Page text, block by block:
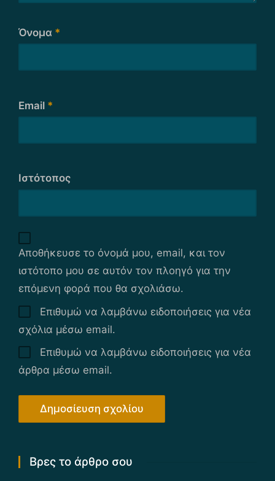
Όνομα *
Email *
Ιστότοπος
Αποθήκευσε το όνομά μου, email, και τον
ιστότοπο μου σε αυτόν τον πλοηγό για την
επόμενη φορά που θα σχολιάσω.
Επιθυμώ να λαμβάνω ειδοποιήσεις για νέα
σχόλια μέσω email.
Επιθυμώ να λαμβάνω ειδοποιήσεις για νέα
άρθρα μέσω email.
Βρες το άρθρο σου